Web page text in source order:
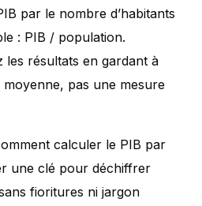
par le nombre d’habitants
: PIB / population.
les résultats en gardant à
moyenne, pas une mesure
calculer le PIB par
une clé pour déchiffrer
fioritures ni jargon